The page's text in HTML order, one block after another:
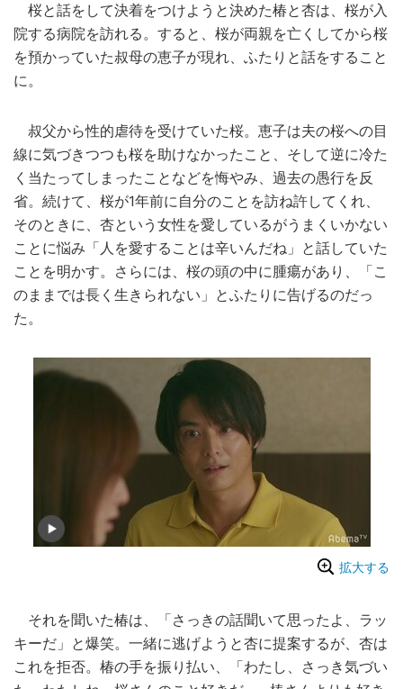
桜と話をして決着をつけようと決めた椿と杏は、桜が入
院する病院を訪れる。すると、桜が両親を亡くしてから桜
を預かっていた叔母の恵子が現れ、ふたりと話をすること
に。
叔父から性的虐待を受けていた桜。恵子は夫の桜への目
線に気づきつつも桜を助けなかったこと、そして逆に冷た
く当たってしまったことなどを悔やみ、過去の愚行を反
省。続けて、桜が1年前に自分のことを訪ね許してくれ、
そのときに、杏という女性を愛しているがうまくいかない
ことに悩み「人を愛することは辛いんだね」と話していた
ことを明かす。さらには、桜の頭の中に腫瘍があり、「こ
のままでは長く生きられない」とふたりに告げるのだっ
た。
拡大する
それを聞いた椿は、「さっきの話聞いて思ったよ、ラッ
キーだ」と爆笑。一緒に逃げようと杏に提案するが、杏は
これを拒否。椿の手を振り払い、「わたし、さっき気づい